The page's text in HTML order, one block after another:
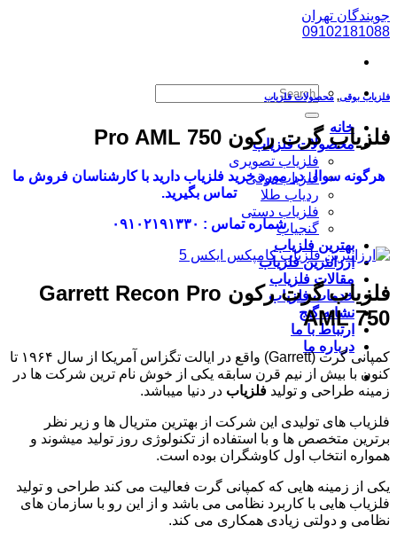
پرش
به
جویندگان تهران
09102181088
خانه
محصولات فلزیاب
فلزیاب تصویری
فلزیاب بوقی
ردیاب طلا
فلزیاب دستی
گنجیاب
بهترین فلزیاب
ارزانترین فلزیاب
مقالات فلزیاب
خدمات فلزیاب
نشانه گنج
ارتباط با ما
درباره ما
فلزیاب بوقی, محصولات فلزیاب
فلزیاب گرت رکون Pro AML 750
هرگونه سوال در مورد خرید فلزیاب دارید با کارشناسان فروش ما
تماس بگیرید.
شماره تماس : ۰۹۱۰۲۱۹۱۳۳۰
فلزیاب گرت رکون Garrett Recon Pro
AML 750
کمپانی گرت (Garrett) واقع در ایالت تگزاس آمریکا از سال ۱۹۶۴ تا
کنون با بیش از نیم قرن سابقه یکی از خوش نام ترین شرکت ها در
زمینه طراحی و تولید فلزیاب در دنیا میباشد.
فلزیاب های تولیدی این شرکت از بهترین متریال ها و زیر نظر
برترین متخصص ها و با استفاده از تکنولوژی روز تولید میشوند و
همواره انتخاب اول کاوشگران بوده است.
یکی از زمینه هایی که کمپانی گرت فعالیت می کند طراحی و تولید
فلزیاب هایی با کاربرد نظامی می باشد و از این رو با سازمان های
نظامی و دولتی زیادی همکاری می کند.